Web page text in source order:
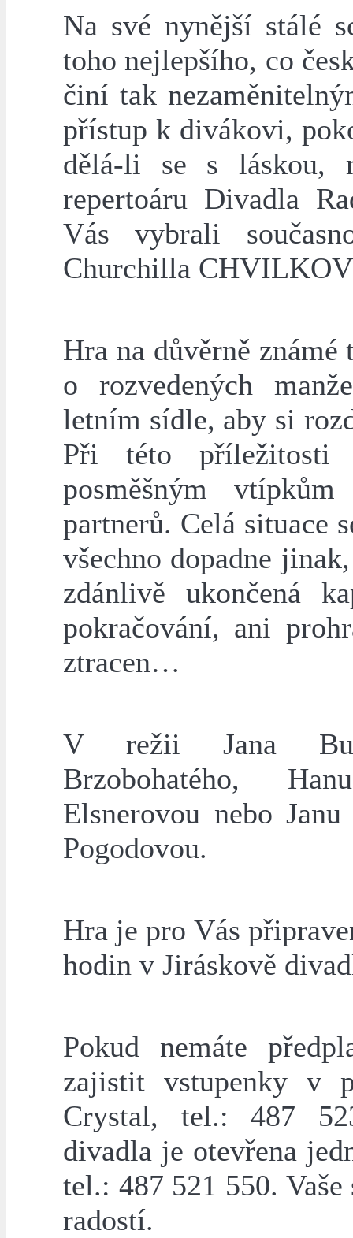
Na své nynější stálé
toho nejlepšího, co
činí tak
přístup k divákovi,
dělá-li se s láskou,
repertoáru Divadla
Vás vybrali
Churchilla
Hra na důvěrně
o rozvedených
letním sídle, aby si
Při této příležitosti
posměšným
partnerů. Celá situace
všechno dopadne
zdánlivě ukončená
pokračování, ani
ztracen…
V režii Jana
Brzobohatého,
Elsnerovou nebo
Pogodovou.
Hra je pro Vás
hodin v Jiráskově
Pokud nemáte
zajistit vstupenky v
Crystal, tel.: 487
divadla je otevřena
tel.: 487 521 550.
radostí.